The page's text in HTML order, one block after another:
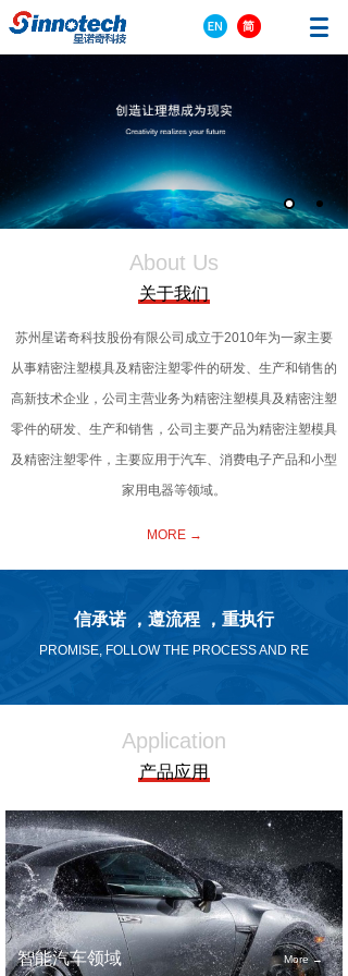
About Us
关于我们
苏州星诺奇科技股份有限公司成立于2010年为一家主要
从事精密注塑模具及精密注塑零件的研发、生产和销售的
高新技术企业， 公司主营业务为精密注塑模具及精密注塑
零件的研发、生产和销售， 公司主要产品为精密注塑模具
及精密注塑零件，主要应用于汽车、消费电子产品和小型
家用电器等领域。
MORE →
信承诺 ，遵流程 ，重执行
PROMISE, FOLLOW THE PROCESS AND RE
Application
产品应用
More →
智能汽车领域